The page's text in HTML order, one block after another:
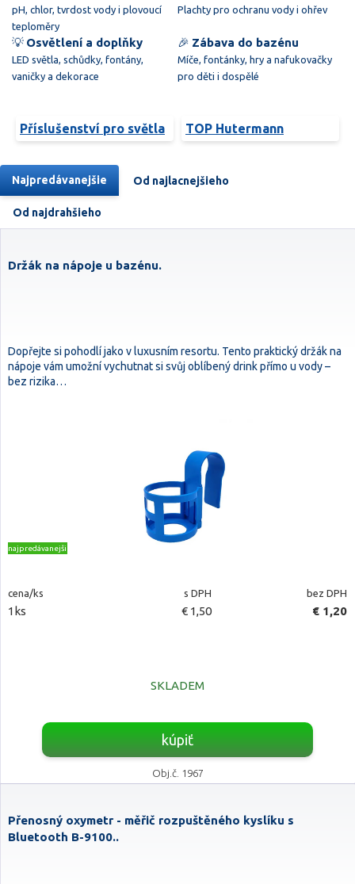
pH, chlor, tvrdost vody i plovoucí
teploměry
Plachty pro ochranu vody i ohřev
💡 Osvětlení a doplňky
LED světla, schůdky, fontány,
vaničky a dekorace
🎉 Zábava do bazénu
Míče, fontánky, hry a nafukovačky
pro děti i dospělé
Příslušenství pro světla TOP Hutermann
Najpredávanejšie Od najlacnejšieho
Od najdrahšieho
Držák na nápoje u bazénu.
Dopřejte si pohodlí jako v luxusním resortu. Tento praktický držák na
nápoje vám umožní vychutnat si svůj oblíbený drink přímo u vody –
bez rizika…
najpredávanejšie
cena/ks s DPH bez DPH
1ks € 1,50 € 1,20
SKLADEM
kúpiť
Obj.č. 1967
Přenosný oxymetr - měřič rozpuštěného kyslíku s
Bluetooth B-9100..